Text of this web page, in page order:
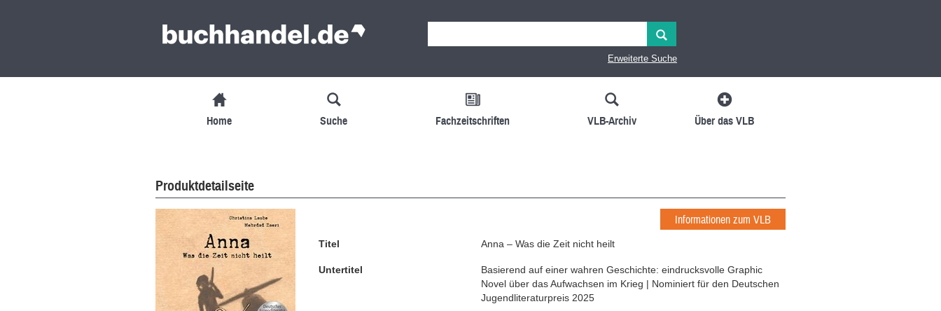
Erweiterte Suche
Home Suche Fachzeitschriften VLB-Archiv Über das VLB
Produktdetailseite
Informationen zum VLB
Titel Anna – Was die Zeit nicht heilt
Untertitel
Basierend auf einer wahren Geschichte: eindrucksvolle Graphic
Novel über das Aufwachsen im Krieg | Nominiert für den Deutschen
Jugendliteraturpreis 2025